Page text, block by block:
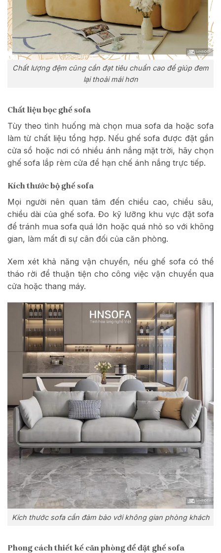
Chất lượng đệm cũng cần đạt tiêu chuẩn cao để giúp đem
lại thoải mái hơn
Chất liệu bọc ghế sofa
Tùy theo tình huống mà chọn mua sofa da hoặc sofa
làm từ chất liệu tổng hợp. Nếu ghế sofa được đặt gần
cửa sổ hoặc nơi có nhiều ánh nắng mặt trời, hãy chọn
ghế sofa lắp rèm cửa để hạn chế ánh nắng trực tiếp.
Kích thước bộ ghế sofa
Mọi người nên quan tâm đến chiều cao, chiều sâu,
chiều dài của ghế sofa. Đo kỹ lưỡng khu vực đặt sofa
để tránh mua sofa quá lớn hoặc quá nhỏ so với không
gian, làm mất đi sự cân đối của căn phòng.
Xem xét khả năng vận chuyển, nếu ghế sofa có thể
tháo rời để thuận tiện cho công việc vận chuyển qua
cửa hoặc thang máy.
Kích thước sofa cần đảm bảo với không gian phòng khách
Phong cách thiết kế căn phòng để đặt ghế sofa